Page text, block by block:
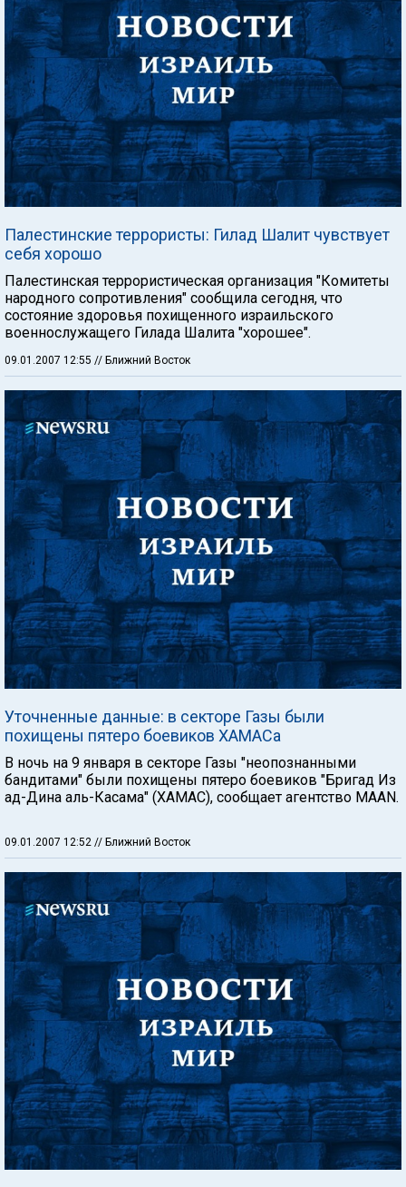
Палестинские террористы: Гилад Шалит чувствует
себя хорошо
Палестинская террористическая организация "Комитеты
народного сопротивления" сообщила сегодня, что
состояние здоровья похищенного израильского
военнослужащего Гилада Шалита "хорошее".
09.01.2007 12:55 // Ближний Восток
Уточненные данные: в секторе Газы были
похищены пятеро боевиков ХАМАСа
В ночь на 9 января в секторе Газы "неопознанными
бандитами" были похищены пятеро боевиков "Бригад Из
ад-Дина аль-Касама" (ХАМАС), сообщает агентство MAAN.
09.01.2007 12:52 // Ближний Восток